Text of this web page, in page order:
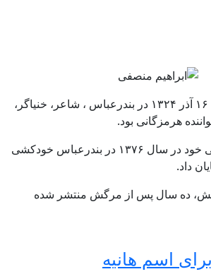
ابراهیم منصفی متولد ۱۶ آذر ۱۳۲۴ در بندرعباس ، شاعر، خنیاگر،
هرمزگانی بود.
او در تیرماه ۵۲ سالگی خود در سال ۱۳۷۶ در بندرعباس خودکشی
داد.
ده سال پس از مرگش منتشر شده
اسم هانیه